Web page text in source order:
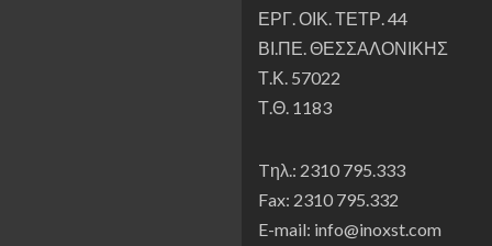
ΕΡΓ. ΟΙΚ. ΤΕΤΡ. 44
ΒΙ.ΠΕ. ΘΕΣΣΑΛΟΝΙΚΗΣ
Τ.Κ. 57022
Τ.Θ. 1183
Tηλ.: 2310 795.333
Fax: 2310 795.332
E-mail: info@inoxst.com